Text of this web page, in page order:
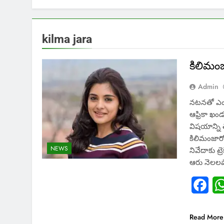
kilma jara
NEWS
Admin
నటనతో
ఆఫ్రికా
విషయాన్ని
నివేదాకు
ఆరు
Read More